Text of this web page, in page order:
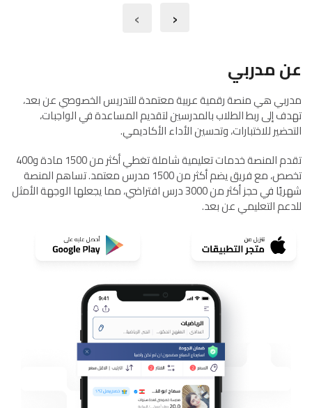
‹
›
عن مدربي
مدربي هي منصة رقمية عربية معتمدة للتدريس الخصوصي عن بعد،
تهدف إلى ربط الطلاب بالمدرسين لتقديم المساعدة في الواجبات،
التحضير للاختبارات، وتحسين الأداء الأكاديمي.
تقدم المنصة خدمات تعليمية شاملة تغطي أكثر من 1500 مادة و400
تخصص، مع فريق يضم أكثر من 1500 مدرس معتمد. تساهم المنصة
شهريًا في حجز أكثر من 3000 درس افتراضي، مما يجعلها الوجهة الأمثل
للدعم التعليمي عن بعد.